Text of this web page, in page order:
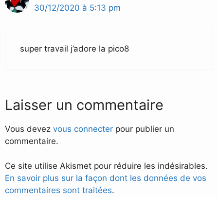
30/12/2020 à 5:13 pm
super travail j’adore la pico8
Laisser un commentaire
Vous devez vous connecter pour publier un
commentaire.
Ce site utilise Akismet pour réduire les indésirables.
En savoir plus sur la façon dont les données de vos
commentaires sont traitées.